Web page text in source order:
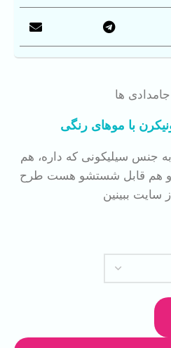
جامدادی ها
با موهای رنگی
به جنس سیلیکونی که داره، هم
و هم قابل شستشو هست طرح
سایت ببینین